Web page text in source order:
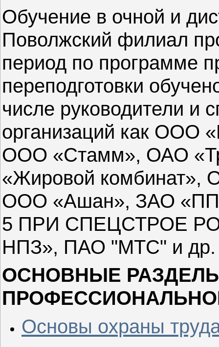
Обучение в очной и
Поволжский филиал
период по программе
переподготовки
числе руководители и
организаций как ООО
ООО «Стамм», ОАО
«Жировой комбинат»,
ООО «Ашан», ЗАО
5 ПРИ СПЕЦСТРОЕ
НПЗ», ПАО "МТС" и др.
ОСНОВНЫЕ
Основы охраны